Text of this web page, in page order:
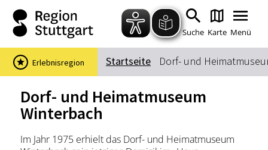
Zum Hauptinhalt springen
Zur Suche springen
Zur Hauptnavigation
Zum Footer springen
Suche Karte Menü
Suchbegriff
Startseite Dorf- und
Erlebnisregion
Dorf- und Heimatmuseum
Winterbach
Im Jahr 1975 erhielt das Dorf- und Heimatmuseum